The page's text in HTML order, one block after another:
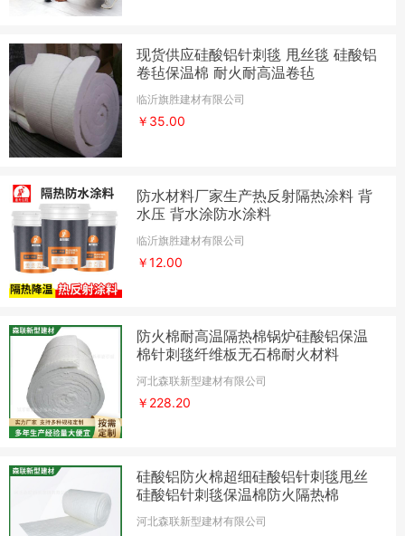
现货供应硅酸铝针刺毯 甩丝毯 硅酸铝
卷毡保温棉 耐火耐高温卷毡
临沂旗胜建材有限公司
￥35.00
防水材料厂家生产热反射隔热涂料 背
水压 背水涂防水涂料
临沂旗胜建材有限公司
￥12.00
防火棉耐高温隔热棉锅炉硅酸铝保温
棉针刺毯纤维板无石棉耐火材料
河北森联新型建材有限公司
￥228.20
硅酸铝防火棉超细硅酸铝针刺毯甩丝
硅酸铝针刺毯保温棉防火隔热棉
河北森联新型建材有限公司